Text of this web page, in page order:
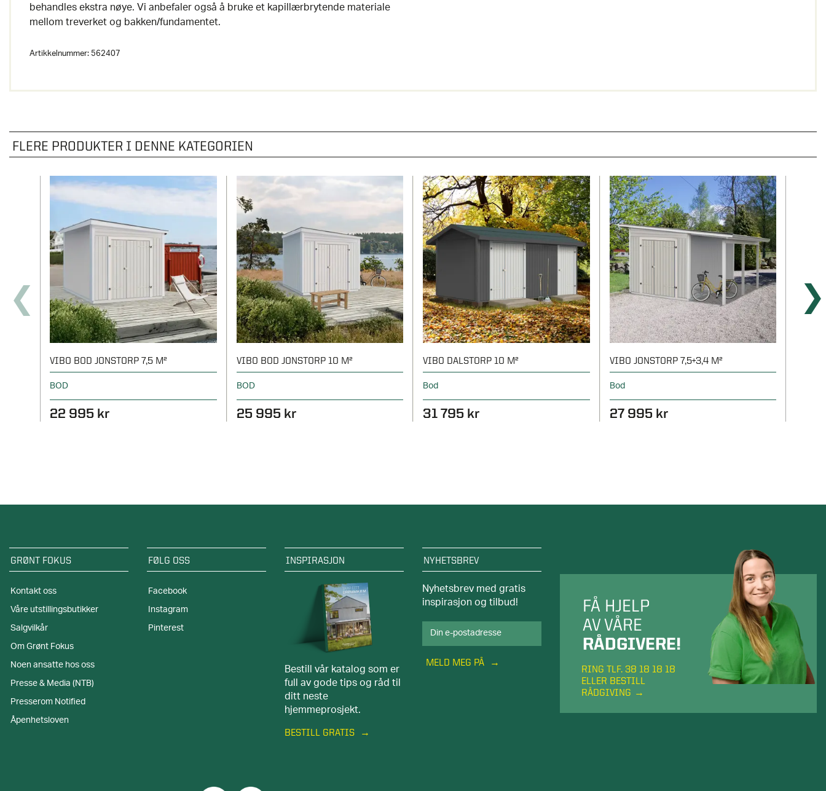
behandles ekstra nøye. Vi anbefaler også å bruke et kapillærbrytende materiale
mellom treverket og bakken/fundamentet.
Artikkelnummer: 562407
FLERE PRODUKTER I DENNE KATEGORIEN
VIBO BOD JONSTORP 7,5 M²
BOD
22 995 kr
VIBO BOD JONSTORP 10 M²
BOD
25 995 kr
VIBO DALSTORP 10 M²
Bod
31 795 kr
VIBO JONSTORP 7,5+3,4 M²
Bod
27 995 kr
GRØNT FOKUS
Kontakt oss
Våre utstillingsbutikker
Salgvilkår
Om Grønt Fokus
Noen ansatte hos oss
Presse & Media (NTB)
Presserom Notified
Åpenhetsloven
FØLG OSS
Facebook
Instagram
Pinterest
INSPIRASJON
Bestill vår katalog som er
full av gode tips og råd til
ditt neste
hjemmeprosjekt.
BESTILL GRATIS
NYHETSBREV
Nyhetsbrev med gratis
inspirasjon og tilbud!
MELD MEG PÅ
FÅ HJELP
AV VÅRE
RÅDGIVERE!
RING TLF. 38 18 18 18
ELLER BESTILL
RÅDGIVING